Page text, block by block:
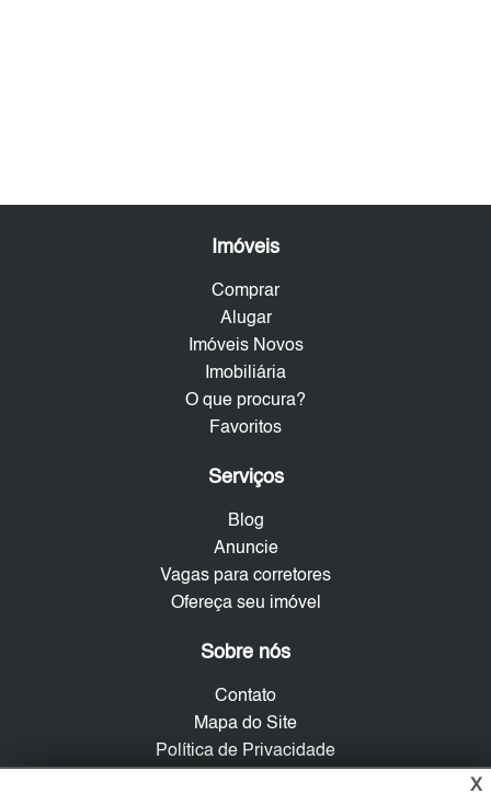
Imóveis
Comprar
Alugar
Imóveis Novos
Imobiliária
O que procura?
Favoritos
Serviços
Blog
Anuncie
Vagas para corretores
Ofereça seu imóvel
Sobre nós
Contato
Mapa do Site
Política de Privacidade
X